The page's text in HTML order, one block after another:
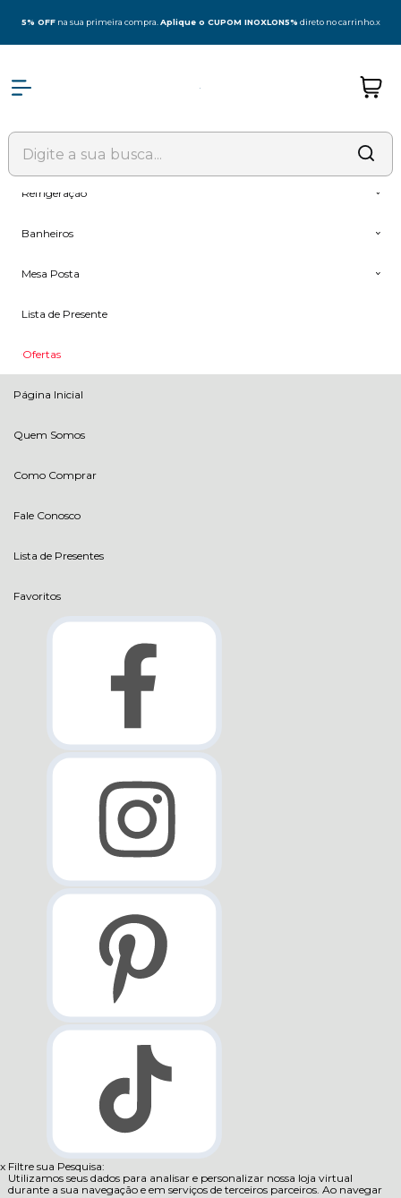
Forno + Microondas
Refrigeração
Banheiros
Mesa Posta
Lista de Presente
Ofertas
Página Inicial
Quem Somos
Como Comprar
Fale Conosco
Lista de Presentes
Favoritos
x Filtre sua Pesquisa:
Utilizamos seus dados para analisar e personalizar nossa loja virtual
durante a sua navegação e em serviços de terceiros parceiros. Ao navegar
5% OFF na sua primeira compra.Aplique o CUPOM INOXLON5% direto no carrinho.x